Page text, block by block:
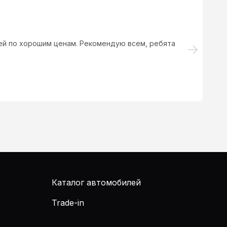
вкус и цвет. Автосалон рекомендую всем .
Каталог автомобилей
Trade-in